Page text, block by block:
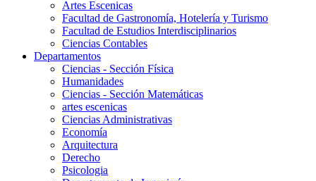
Artes Escenicas
Facultad de Gastronomía, Hotelería y Turismo
Facultad de Estudios Interdisciplinarios
Ciencias Contables
Departamentos
Ciencias - Sección Física
Humanidades
Ciencias - Sección Matemáticas
artes escenicas
Ciencias Administrativas
Economía
Arquitectura
Derecho
Psicologia